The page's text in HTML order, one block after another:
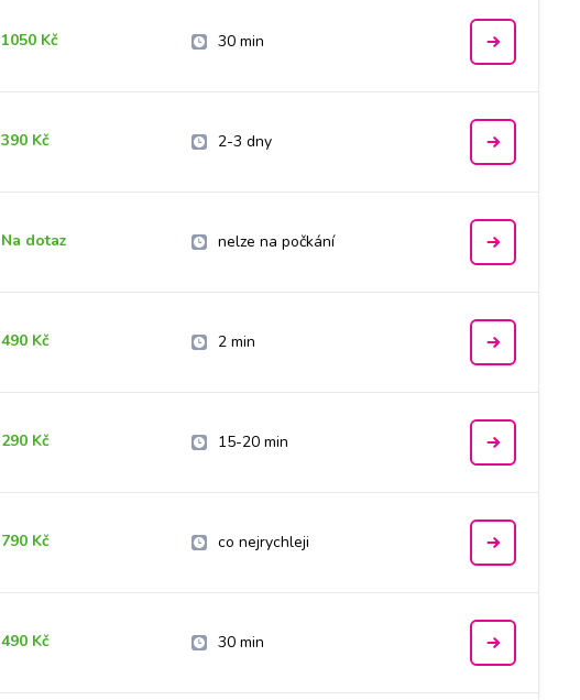
1050 Kč 30 min
390 Kč 2-3 dny
Na dotaz nelze na počkání
490 Kč 2 min
290 Kč 15-20 min
790 Kč co nejrychleji
490 Kč 30 min